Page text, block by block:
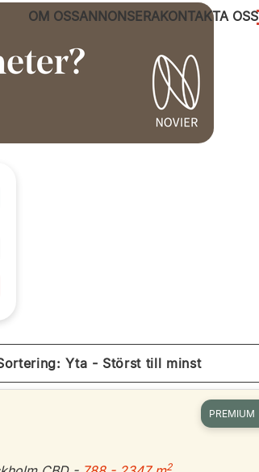
OM OSSANNONSERAKONTAKTA OSS
Sortering: Yta - Störst till minst
2
PREMIUM